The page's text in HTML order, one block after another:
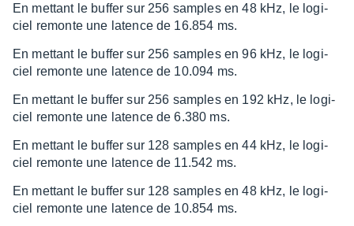
En mettant le buffer sur 256 samples en 48 kHz, le logi­­­
ciel remonte une latence de 16.854 ms.
En mettant le buffer sur 256 samples en 96 kHz, le logi­­­
ciel remonte une latence de 10.094 ms.
En mettant le buffer sur 256 samples en 192 kHz, le logi­­­
ciel remonte une latence de 6.380 ms.
En mettant le buffer sur 128 samples en 44 kHz, le logi­­­
ciel remonte une latence de 11.542 ms.
En mettant le buffer sur 128 samples en 48 kHz, le logi­­­
ciel remonte une latence de 10.854 ms.